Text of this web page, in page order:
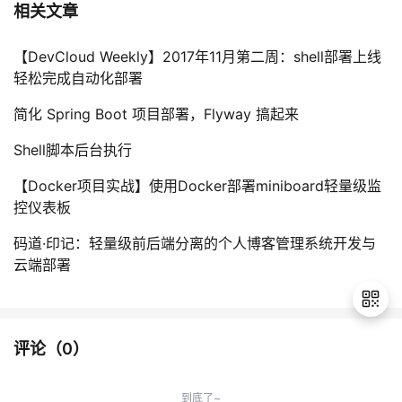
相关文章
【DevCloud Weekly】2017年11月第二周：shell部署上线
轻松完成自动化部署
简化 Spring Boot 项目部署，Flyway 搞起来
Shell脚本后台执行
【Docker项目实战】使用Docker部署miniboard轻量级监
控仪表板
码道·印记：轻量级前后端分离的个人博客管理系统开发与
云端部署
评论（0）
到底了~